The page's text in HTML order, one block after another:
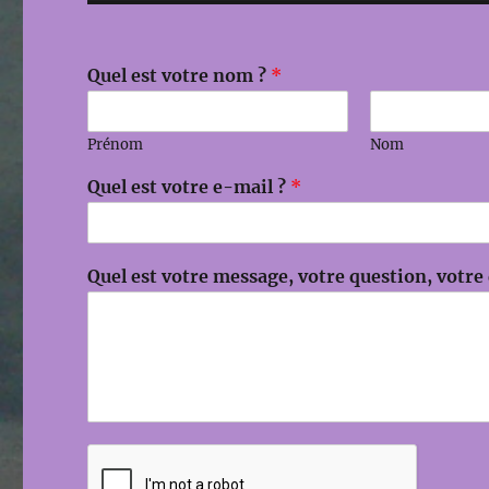
Quel est votre nom ? *
Prénom Nom
*
e
t
o
Quel est votre e-mail ? *
Quel est votre message, votre question, votre